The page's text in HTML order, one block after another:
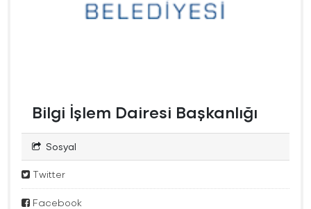
Bilgi İşlem Dairesi Başkanlığı
Sosyal
Twitter
Facebook